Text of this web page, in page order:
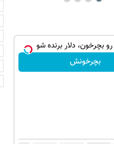
بچرخون، دلار برنده شو
بچرخونش